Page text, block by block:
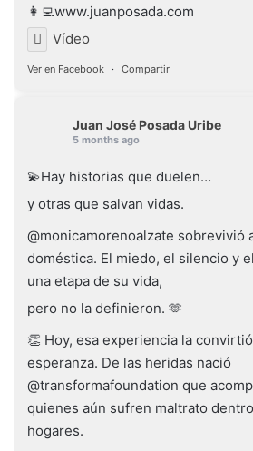
👩‍💻www.juanposada.com
Vídeo
Ver en Facebook · Compartir
Juan José Posada Uribe
5 months ago
💫Hay historias que duelen…
y otras que salvan vidas.
@monicamorenoalzate sobrevivió
doméstica. El miedo, el silencio y
una etapa de su vida,
pero no la definieron. 🫶
👏 Hoy, esa experiencia la
esperanza. De las heridas nació
@transformafoundation que
quienes aún sufren maltrato
hogares.